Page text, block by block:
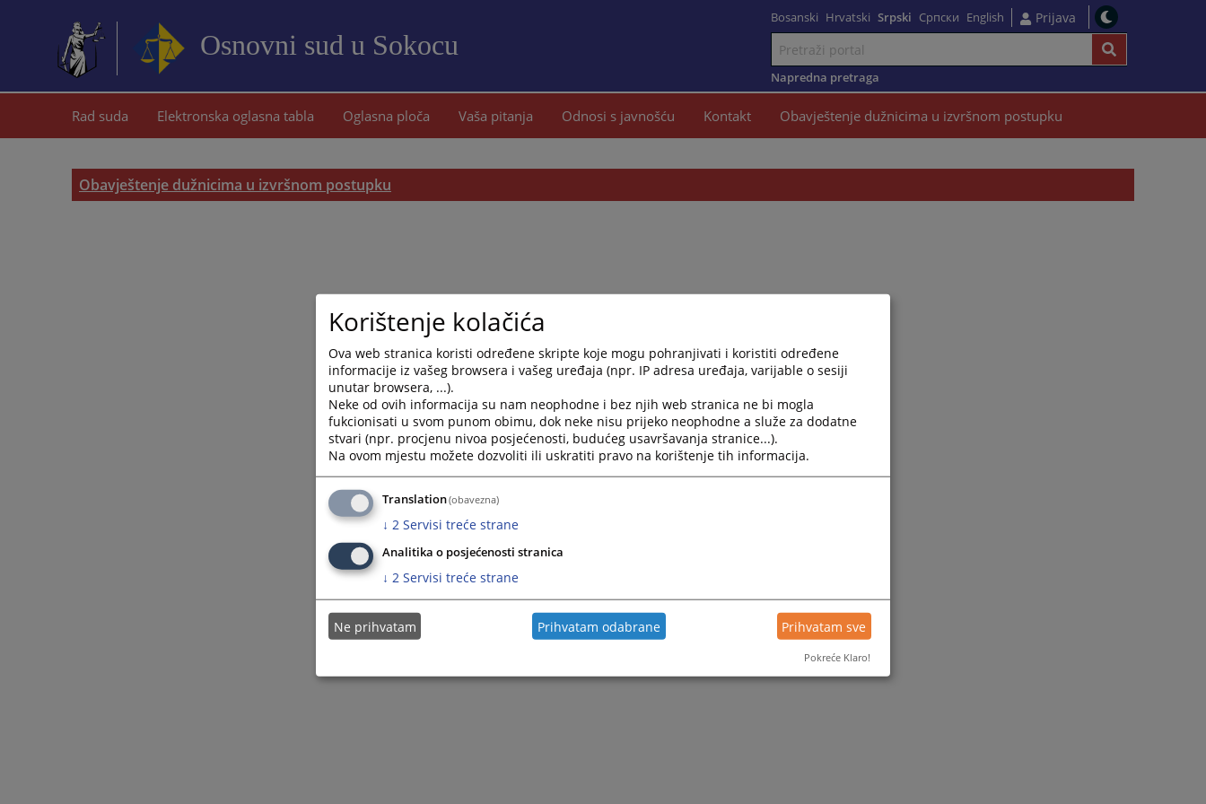
Osnovni sud u Sokocu
sadržaj
Bosanski Hrvatski Srpski Српски English Prijava
Napredna pretraga
Rad suda Elektronska oglasna tabla Oglasna ploča Vaša pitanja Odnosi s javnošću Kontakt Obavještenje dužnicima u izvršnom postupku
Obavještenje dužnicima u izvršnom postupku
Korištenje kolačića
Ova web stranica koristi određene skripte koje mogu pohranjivati i koristiti određene
informacije iz vašeg browsera i vašeg uređaja (npr. IP adresa uređaja, varijable o sesiji
unutar browsera, ...).
Neke od ovih informacija su nam neophodne i bez njih web stranica ne bi mogla
fukcionisati u svom punom obimu, dok neke nisu prijeko neophodne a služe za dodatne
stvari (npr. procjenu nivoa posjećenosti, budućeg usavršavanja stranice...).
Na ovom mjestu možete dozvoliti ili uskratiti pravo na korištenje tih informacija.
Translation(obavezna)
↓ 2 Servisi treće strane
Analitika o posjećenosti stranica
↓ 2 Servisi treće strane
Ne prihvatam Prihvatam odabrane Prihvatam sve
Pokreće Klaro!